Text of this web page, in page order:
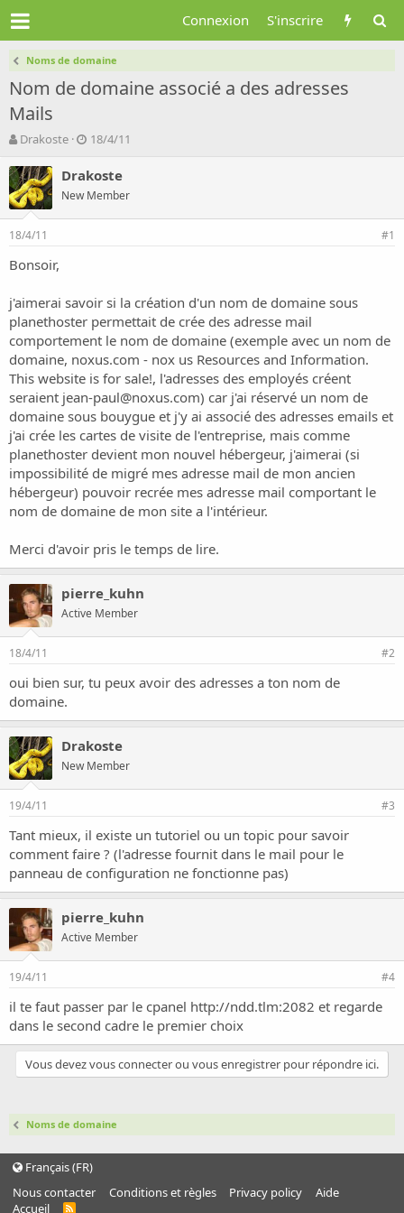
Connexion S'inscrire
Noms de domaine
Nom de domaine associé a des adresses
Mails
A
t
e
u
r
d
l
d
i
c
u
s
s
i
o
n
Drakoste
D
t
d
e
t
18/4/11
Drakoste
New Member
18/4/11 #1
Bonsoir,
j'aimerai savoir si la création d'un nom de domaine sous
planethoster permettait de crée des adresse mail
comportement le nom de domaine (exemple avec un nom de
domaine, noxus.com - nox us Resources and Information.
This website is for sale!, l'adresses des employés créent
seraient jean-paul@noxus.com) car j'ai réservé un nom de
domaine sous bouygue et j'y ai associé des adresses emails et
j'ai crée les cartes de visite de l'entreprise, mais comme
planethoster devient mon nouvel hébergeur, j'aimerai (si
impossibilité de migré mes adresse mail de mon ancien
hébergeur) pouvoir recrée mes adresse mail comportant le
nom de domaine de mon site a l'intérieur.
Merci d'avoir pris le temps de lire.
pierre_kuhn
Active Member
18/4/11 #2
oui bien sur, tu peux avoir des adresses a ton nom de
domaine.
Drakoste
New Member
19/4/11 #3
Tant mieux, il existe un tutoriel ou un topic pour savoir
comment faire ? (l'adresse fournit dans le mail pour le
panneau de configuration ne fonctionne pas)
pierre_kuhn
Active Member
19/4/11 #4
il te faut passer par le cpanel http://ndd.tlm:2082 et regarde
dans le second cadre le premier choix
Vous devez vous connecter ou vous enregistrer pour répondre ici.
Noms de domaine
Français (FR)
Nous contacter
Conditions et règles Privacy policy
Aide
Accueil
R